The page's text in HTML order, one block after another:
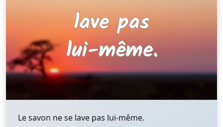
Le savon ne se lave pas lui-même.